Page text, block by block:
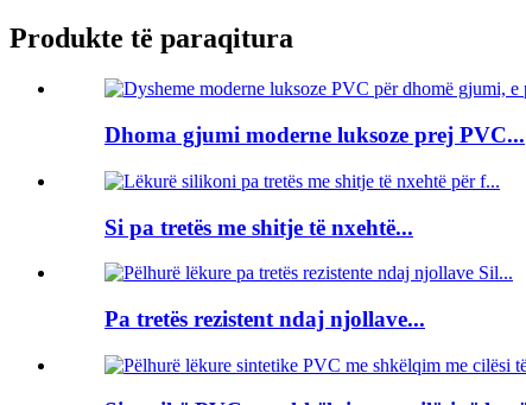
Produkte të paraqitura
Dhoma gjumi moderne luksoze prej PVC...
Si pa tretës me shitje të nxehtë...
Pa tretës rezistent ndaj njollave...